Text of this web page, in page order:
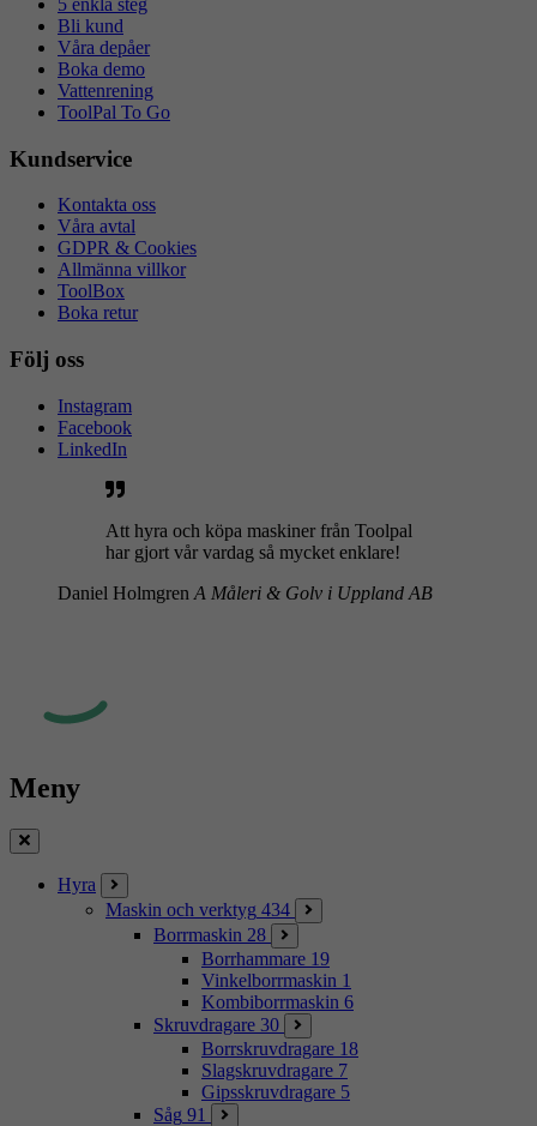
5 enkla steg
Bli kund
Våra depåer
Boka demo
Vattenrening
ToolPal To Go
Kundservice
Kontakta oss
Våra avtal
GDPR & Cookies
Allmänna villkor
ToolBox
Boka retur
Följ oss
Instagram
Facebook
LinkedIn
Att hyra och köpa maskiner från Toolpal
har gjort vår vardag så mycket enklare!
Daniel Holmgren A Måleri & Golv i Uppland AB
Meny
Stäng
Hyra
Maskin och verktyg 434
Borrmaskin 28
Borrhammare 19
Vinkelborrmaskin 1
Kombiborrmaskin 6
Skruvdragare 30
Borrskruvdragare 18
Slagskruvdragare 7
Gipsskruvdragare 5
Såg 91